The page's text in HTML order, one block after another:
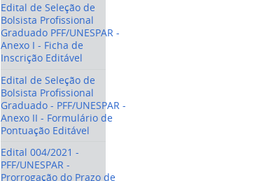
Edital de Seleção de
Bolsista Profissional
Graduado PFF/UNESPAR -
Anexo I - Ficha de
Inscrição Editável
Edital de Seleção de
Bolsista Profissional
Graduado - PFF/UNESPAR -
Anexo II - Formulário de
Pontuação Editável
Edital 004/2021 -
PFF/UNESPAR -
Prorrogação do Prazo de